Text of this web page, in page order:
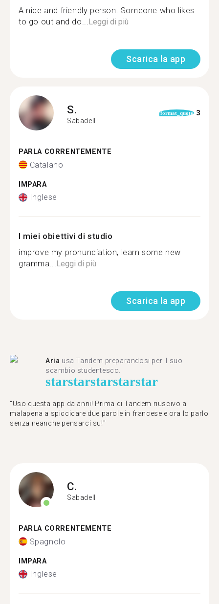
A nice and friendly person. Someone who likes
to go out and do...Leggi di più
Scarica la app
S.
Sabadell
format_quote 3
PARLA CORRENTEMENTE
Catalano
IMPARA
Inglese
I miei obiettivi di studio
improve my pronunciation, learn some new
gramma...Leggi di più
Scarica la app
Aria usa Tandem preparandosi per il suo
scambio studentesco.
starstarstarstarstar
"Uso questa app da anni! Prima di Tandem riuscivo a
malapena a spiccicare due parole in francese e ora lo parlo
senza neanche pensarci su!"
C.
Sabadell
PARLA CORRENTEMENTE
Spagnolo
IMPARA
Inglese